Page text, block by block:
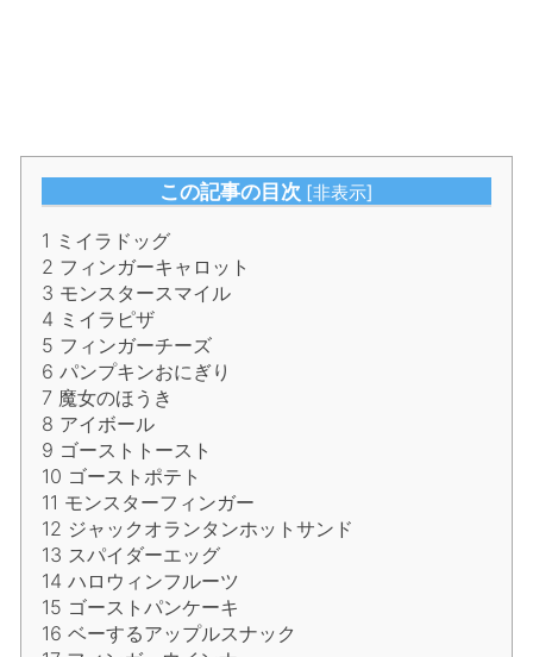
この記事の目次 [非表示]
1 ミイラドッグ
2 フィンガーキャロット
3 モンスタースマイル
4 ミイラピザ
5 フィンガーチーズ
6 パンプキンおにぎり
7魔女のほうき
8 アイボール
9 ゴーストトースト
10 ゴーストポテト
11 モンスターフィンガー
12 ジャックオランタンホットサンド
13 スパイダーエッグ
14 ハロウィンフルーツ
15 ゴーストパンケーキ
16 ベーするアップルスナック